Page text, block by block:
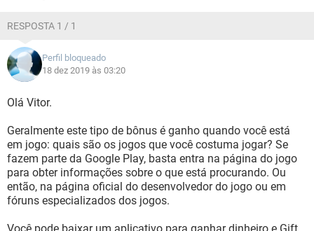
RESPOSTA 1 / 1
Perfil bloqueado
18 dez 2019 às 03:20
Olá Vitor.
Geralmente este tipo de bônus é ganho quando você está
em jogo: quais são os jogos que você costuma jogar? Se
fazem parte da Google Play, basta entra na página do jogo
para obter informações sobre o que está procurando. Ou
então, na página oficial do desenvolvedor do jogo ou em
fóruns especializados dos jogos.